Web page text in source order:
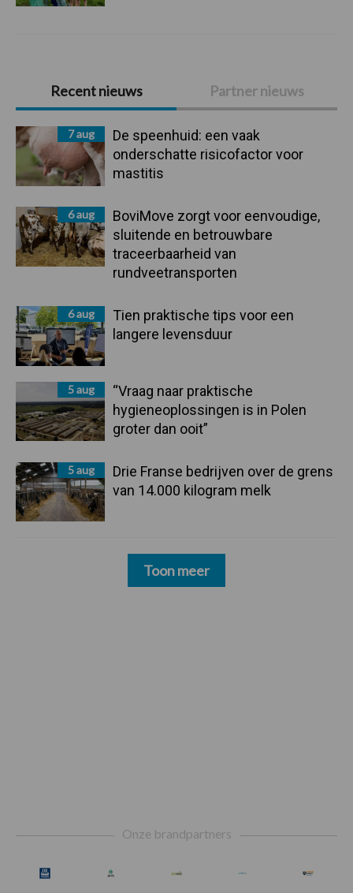
Primaire
Sidebar
Recent nieuws Partner nieuws
7 aug
De speenhuid: een vaak
onderschatte risicofactor voor
mastitis
6 aug
BoviMove zorgt voor eenvoudige,
sluitende en betrouwbare
traceerbaarheid van
rundveetransporten
6 aug
Tien praktische tips voor een
langere levensduur
5 aug
“Vraag naar praktische
hygieneoplossingen is in Polen
groter dan ooit”
5 aug
Drie Franse bedrijven over de grens
van 14.000 kilogram melk
Toon meer
Onze brandpartners